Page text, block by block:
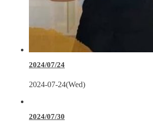
2024/07/24
2024-07-24(Wed)
2024/07/30